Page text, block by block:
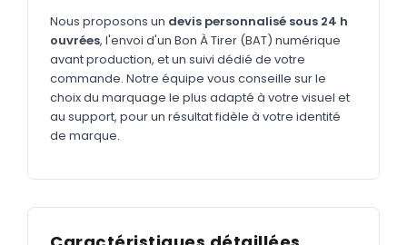
Sacs & voyages
Verres & déjeuner
Technologie
Vêtements
Outils & porte-clés
Cuisine
Nous proposons un devis personnalisé sous 24 h
ouvrées, l'envoi d'un Bon À Tirer (BAT) numérique
avant production, et un suivi dédié de votre
commande. Notre équipe vous conseille sur le
choix du marquage le plus adapté à votre visuel et
au support, pour un résultat fidèle à votre identité
de marque.